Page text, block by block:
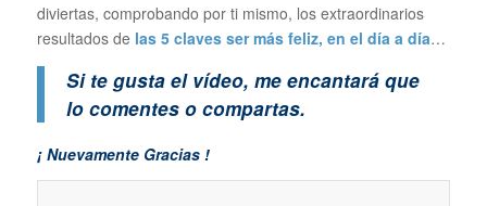
diviertas, comprobando por ti mismo, los extraordinarios
resultados de las 5 claves ser más feliz, en el día a día…
Si te gusta el vídeo, me encantará que
lo comentes o compartas.
¡ Nuevamente Gracias !